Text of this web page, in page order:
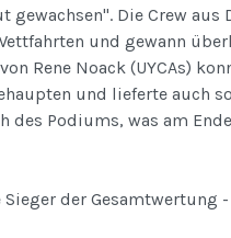
gewachsen". Die Crew
und gewann
Rene Noack (UYCAs)
und lieferte auch
des Podiums, was am
Sieger der Gesamtwertung